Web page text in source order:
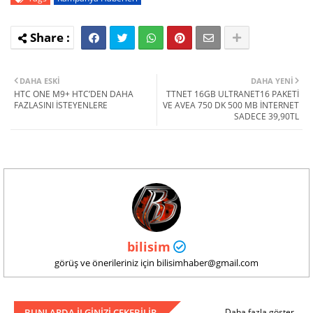
DAHA YENI
TTNET 16GB ULTRANET16 PAKETİ
VE AVEA 750 DK 500 MB İNTERNET
SADECE 39,90TL
DAHA ESKI
HTC ONE M9+ HTC’DEN DAHA
FAZLASINI İSTEYENLERE
bilisim
görüş ve önerileriniz için bilisimhaber@gmail.com